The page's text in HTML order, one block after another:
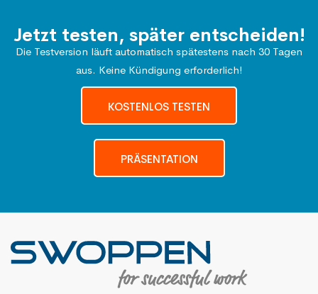
Jetzt testen, später entscheiden!
Die Testversion läuft automatisch spätestens nach 30 Tagen
aus. Keine Kündigung erforderlich!
KOSTENLOS TESTEN
PRÄSENTATION